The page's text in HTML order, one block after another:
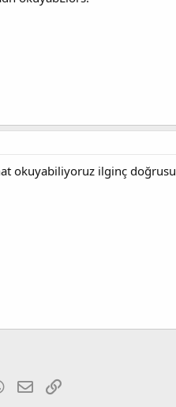
okuyabiliyoruz ilginç doğrusu
WhatsApp
E-postaLink